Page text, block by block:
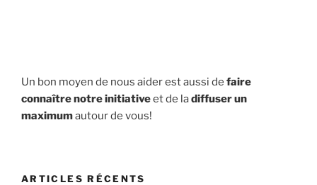
Un bon moyen de nous aider est aussi de faire
connaître notre initiativeet de ladiffuser un
maximumautour de vous!
ARTICLES RÉCENTS